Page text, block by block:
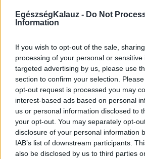
EgészségKalauz - Do Not
Information
If you wish to opt-out of the sale,
processing of your personal or
targeted advertising by us, please use
section to confirm your selection.
opt-out request is processed you may
interest-based ads based on personal
us or personal information disclosed to
your opt-out. You may separately opt-
disclosure of your personal information
IAB’s list of downstream participants.
also be disclosed by us to third parties
kezében
ápolónő, aki
világot egy lámpással